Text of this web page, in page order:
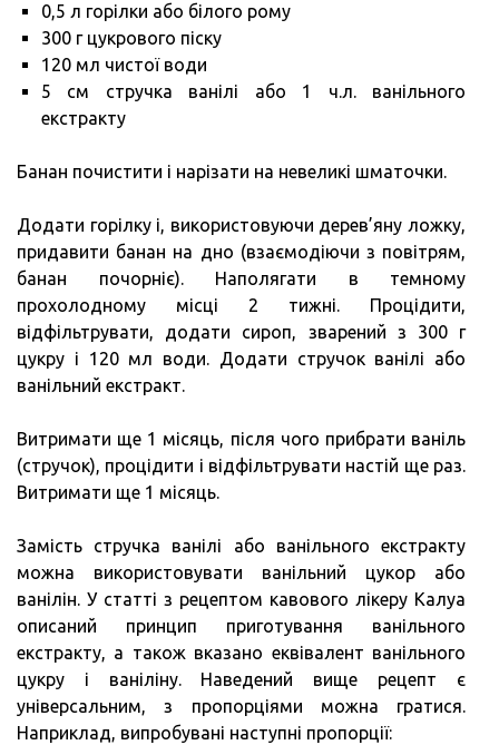
0,5 л горілки або білого рому
300 г цукрового піску
120 мл чистої води
5 см стручка ванілі або 1 ч.л. ванільного
екстракту
Банан почистити і нарізати на невеликі шматочки.
Додати горілку і, використовуючи дерев’яну ложку,
придавити банан на дно (взаємодіючи з повітрям,
банан почорніє). Наполягати в темному
прохолодному місці 2 тижні. Процідити,
відфільтрувати, додати сироп, зварений з 300 г
цукру і 120 мл води. Додати стручок ванілі або
ванільний екстракт.
Витримати ще 1 місяць, після чого прибрати ваніль
(стручок), процідити і відфільтрувати настій ще раз.
Витримати ще 1 місяць.
Замість стручка ванілі або ванільного екстракту
можна використовувати ванільний цукор або
ванілін. У статті з рецептом кавового лікеру Калуа
описаний принцип приготування ванільного
екстракту, а також вказано еквівалент ванільного
цукру і ваніліну. Наведений вище рецепт є
універсальним, з пропорціями можна гратися.
Наприклад, випробувані наступні пропорції: